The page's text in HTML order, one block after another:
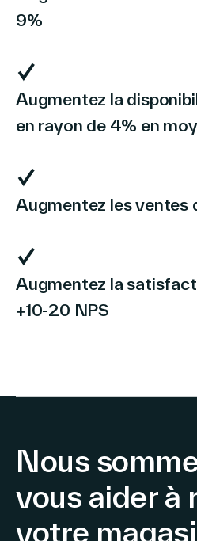
9%
Augmentez la
en rayon de 4% en
Augmentez les ventes
Augmentez la
+10-20 NPS
Nous
vous aider à
votre